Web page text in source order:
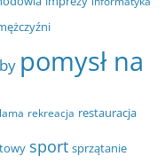
pomysł na
rekreacja restauracja
sport sprzątanie